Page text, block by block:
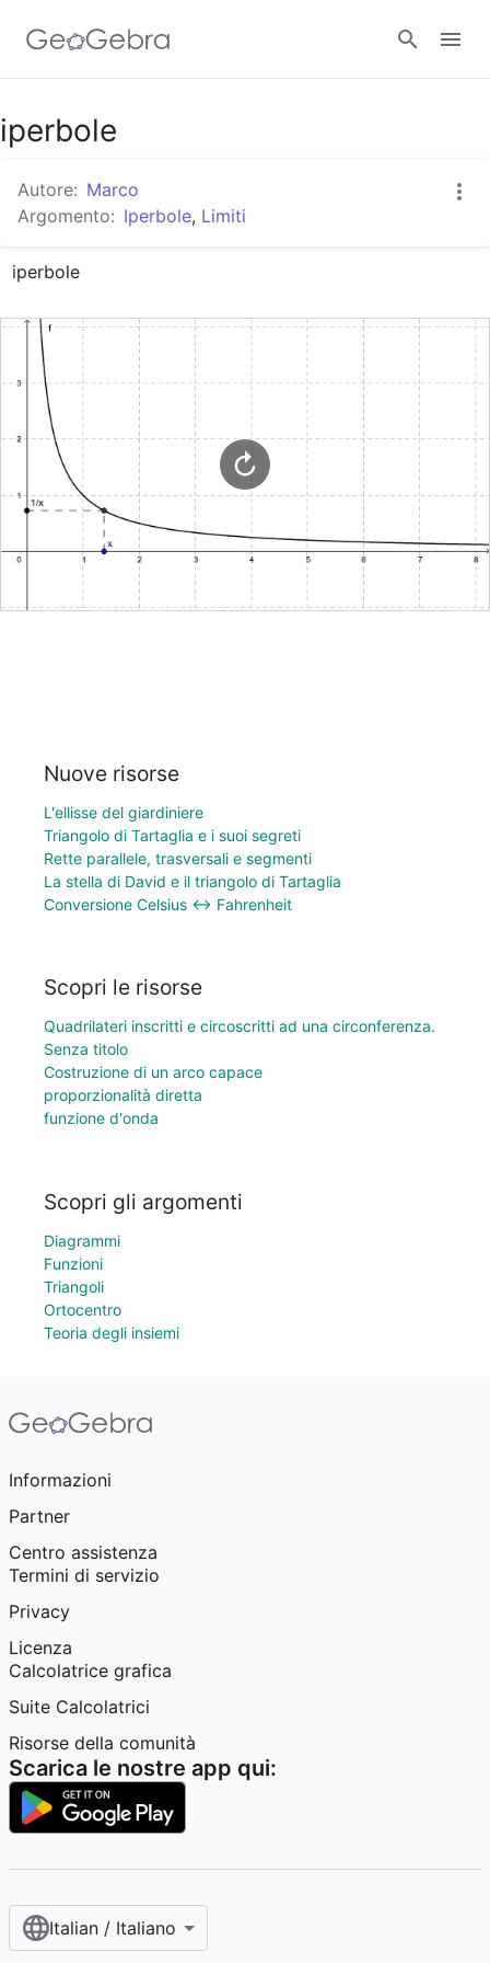
Google Classroom
GeoGebra Classroom
iperbole
Autore: Marco
Argomento: Iperbole, Limiti
iperbole
Nuove risorse
L'ellisse del giardiniere
Triangolo di Tartaglia e i suoi segreti
Rette parallele, trasversali e segmenti
La stella di David e il triangolo di Tartaglia
Conversione Celsius ↔ Fahrenheit
Scopri le risorse
Quadrilateri inscritti e circoscritti ad una circonferenza.
Senza titolo
Costruzione di un arco capace
proporzionalità diretta
funzione d'onda
Scopri gli argomenti
Diagrammi
Funzioni
Triangoli
Ortocentro
Teoria degli insiemi
Informazioni
Partner
Centro assistenza
Termini di servizio
Privacy
Licenza
Calcolatrice grafica
Suite Calcolatrici
Risorse della comunità
Scarica le nostre app qui:
Italian / Italiano‎